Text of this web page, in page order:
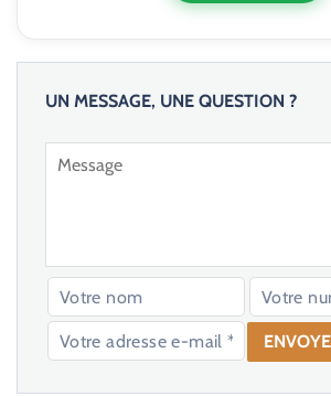
UN MESSAGE, UNE QUESTION ?